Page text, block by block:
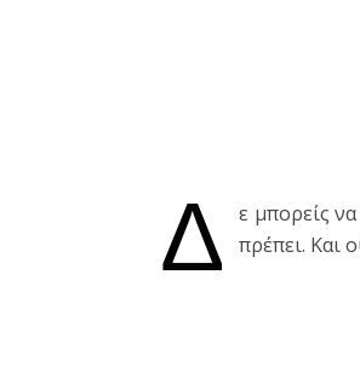
Δ
ε μπορείς
πρέπει. Και